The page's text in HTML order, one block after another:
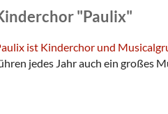
"Paulix"
ist Kinderchor und
jedes Jahr auch ein großes